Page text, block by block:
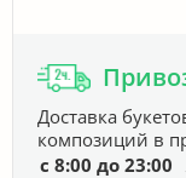
Доставка
композиций в
с 8:00 до 23:00